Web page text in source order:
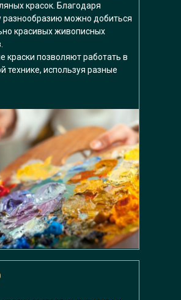
красок. Благодаря
можно добиться
красивых живописных
краски позволяют работать в
технике, используя разные